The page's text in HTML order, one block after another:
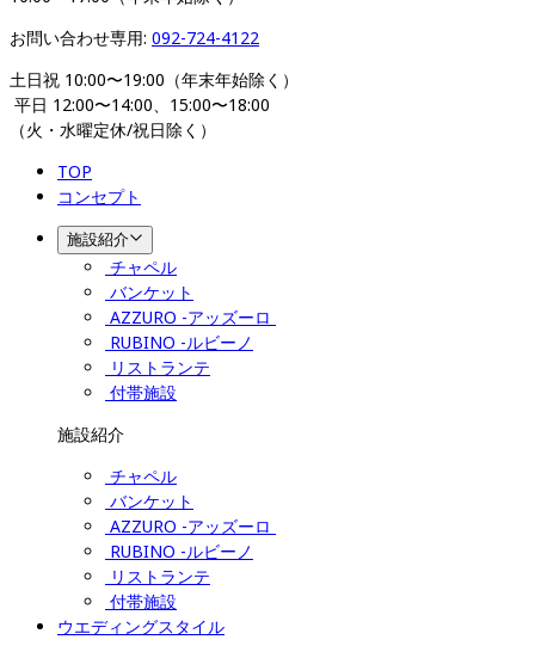
お問い合わせ専用: 092-724-4122
土日祝 10:00〜19:00（年末年始除く）
平日 12:00〜14:00、15:00〜18:00
（火・水曜定休/祝日除く）
TOP
コンセプト
施設紹介
チャペル
バンケット
AZZURO -アッズーロ
RUBINO -ルビーノ
リストランテ
付帯施設
施設紹介
チャペル
バンケット
AZZURO -アッズーロ
RUBINO -ルビーノ
リストランテ
付帯施設
ウエディングスタイル